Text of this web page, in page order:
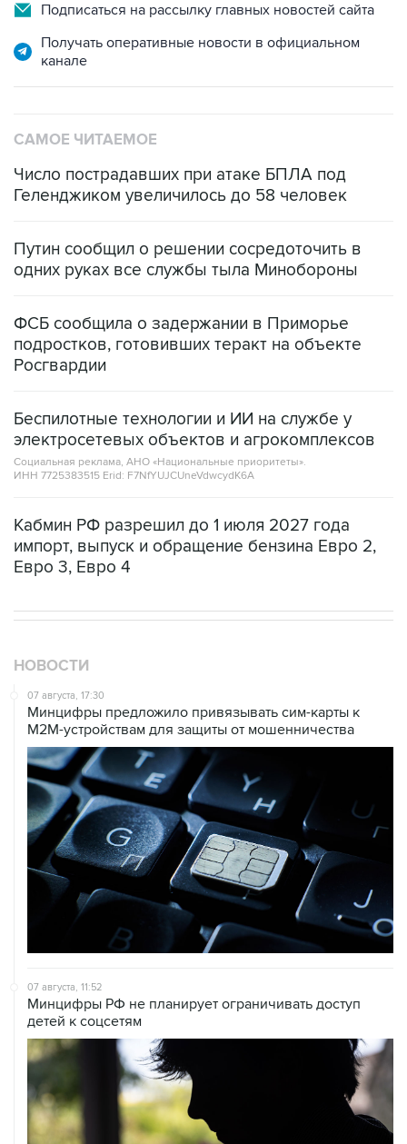
Подписаться на рассылку главных новостей сайта
Получать оперативные новости в официальном
канале
САМОЕ ЧИТАЕМОЕ
Число пострадавших при атаке БПЛА под
Геленджиком увеличилось до 58 человек
Путин сообщил о решении сосредоточить в
одних руках все службы тыла Минобороны
ФСБ сообщила о задержании в Приморье
подростков, готовивших теракт на объекте
Росгвардии
Беспилотные технологии и ИИ на службе у
электросетевых объектов и агрокомплексов
Социальная реклама, АНО «Национальные приоритеты».
ИНН 7725383515 Erid: F7NfYUJCUneVdwcydK6A
Кабмин РФ разрешил до 1 июля 2027 года
импорт, выпуск и обращение бензина Евро 2,
Евро 3, Евро 4
НОВОСТИ
07 августа, 17:30
Минцифры предложило привязывать сим-карты к
M2M-устройствам для защиты от мошенничества
07 августа, 11:52
Минцифры РФ не планирует ограничивать доступ
детей к соцсетям